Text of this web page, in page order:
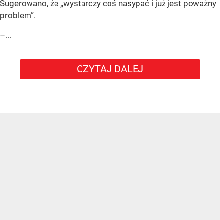
Sugerowano, że „wystarczy coś nasypać i już jest poważny
problem”.
–...
CZYTAJ DALEJ